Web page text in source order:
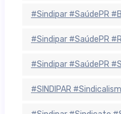
#Sindipar #SaúdePR
#Sindipar #SaúdePR
#Sindipar #SaúdePR
#SINDIPAR